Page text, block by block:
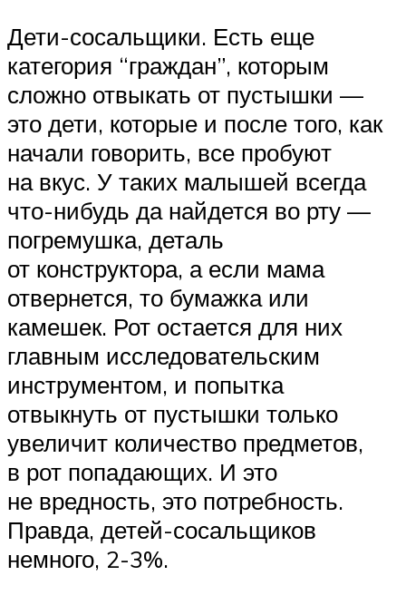
Дети-сосальщики. Есть еще
категория “граждан”, которым
сложно отвыкать от пустышки —
это дети, которые и после того, как
начали говорить, все пробуют
на вкус. У таких малышей всегда
что-нибудь да найдется во рту —
погремушка, деталь
от конструктора, а если мама
отвернется, то бумажка или
камешек. Рот остается для них
главным исследовательским
инструментом, и попытка
отвыкнуть от пустышки только
увеличит количество предметов,
в рот попадающих. И это
не вредность, это потребность.
Правда, детей-сосальщиков
немного, 2-3%.